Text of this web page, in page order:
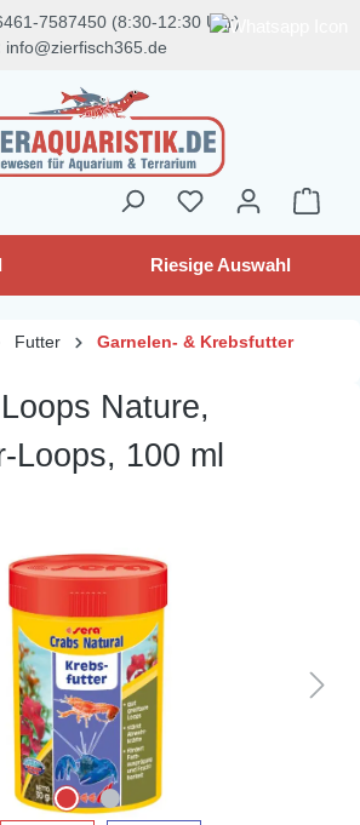
7587450 (8:30-12:30 Uhr)
info@zierfisch365.de
Riesige Auswahl
Futter Garnelen- & Krebsfutter
Nature,
Loops, 100 ml